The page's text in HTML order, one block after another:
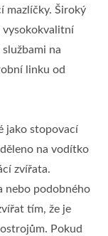
mazlíčky. Široký
vysokokvalitní
na
linku od
jako stopovací
na vodítko
zvířata.
nebo podobného
tím, že je
Pokud